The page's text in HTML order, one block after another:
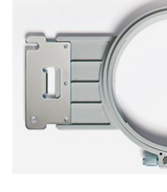
INDUSTRI
BRUGTE/DEMO
MASKIN TILBEHØR